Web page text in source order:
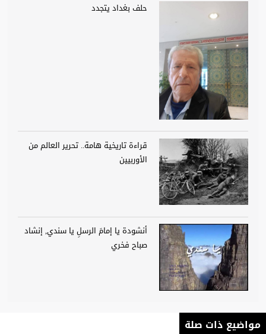
حلف بغداد يتجدد
قراءة تاريخية هامة.. تحرير العالم من
الأوربيين
أنشودة يا إمامَ الرسلِ يا سندي, إنشاد
صباح فخري
مواضيع ذات صلة